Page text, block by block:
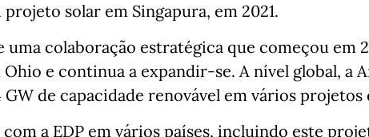
projeto solar em Singapura, em 2021.
uma colaboração estratégica que começou em
e continua a expandir-se. A nível global, a
de capacidade renovável em vários projetos
com a EDP em vários países, incluindo este